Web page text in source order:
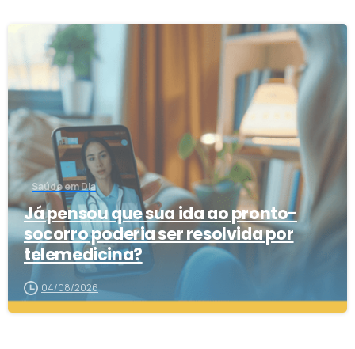
Saúde em Dia
Já pensou que sua ida ao pronto-
socorro poderia ser resolvida por
telemedicina?
04/08/2026